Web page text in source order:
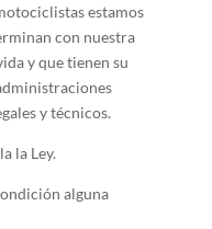
estamos
con nuestra
y que tienen su
y técnicos.
la Ley.
alguna